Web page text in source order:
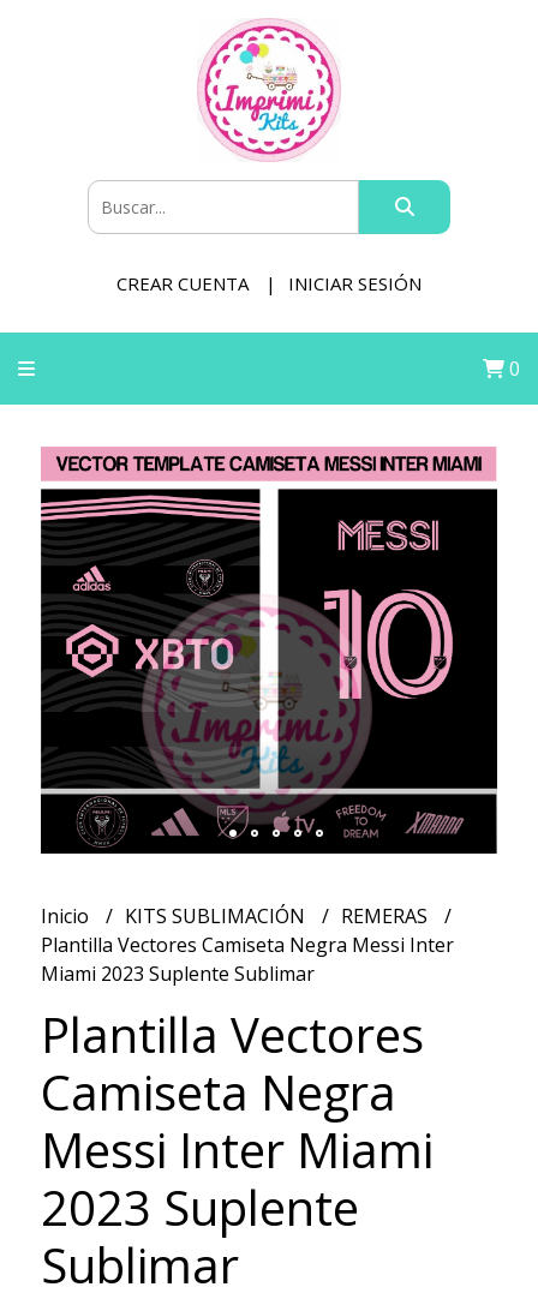
CREAR CUENTA INICIAR SESIÓN
0
Inicio KITS SUBLIMACIÓN
REMERAS
Plantilla Vectores Camiseta Negra Messi Inter
Miami 2023 Suplente Sublimar
Plantilla Vectores
Camiseta Negra
Messi Inter Miami
2023 Suplente
Sublimar